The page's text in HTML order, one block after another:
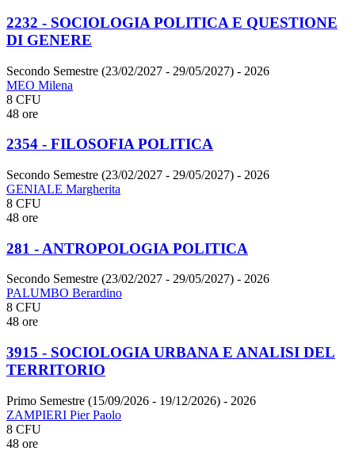
2232 - SOCIOLOGIA POLITICA E QUESTIONE
DI GENERE
Secondo Semestre (23/02/2027 - 29/05/2027) - 2026
MEO Milena
8 CFU
48 ore
2354 - FILOSOFIA POLITICA
Secondo Semestre (23/02/2027 - 29/05/2027) - 2026
GENIALE Margherita
8 CFU
48 ore
281 - ANTROPOLOGIA POLITICA
Secondo Semestre (23/02/2027 - 29/05/2027) - 2026
PALUMBO Berardino
8 CFU
48 ore
3915 - SOCIOLOGIA URBANA E ANALISI DEL
TERRITORIO
Primo Semestre (15/09/2026 - 19/12/2026) - 2026
ZAMPIERI Pier Paolo
8 CFU
48 ore